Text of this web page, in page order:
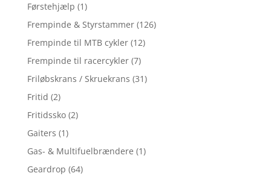
Førstehjælp (1)
Frempinde & Styrstammer (126)
Frempinde til MTB cykler (12)
Frempinde til racercykler (7)
Friløbskrans / Skruekrans (31)
Fritid (2)
Fritidssko (2)
Gaiters (1)
Gas- & Multifuelbrændere (1)
Geardrop (64)